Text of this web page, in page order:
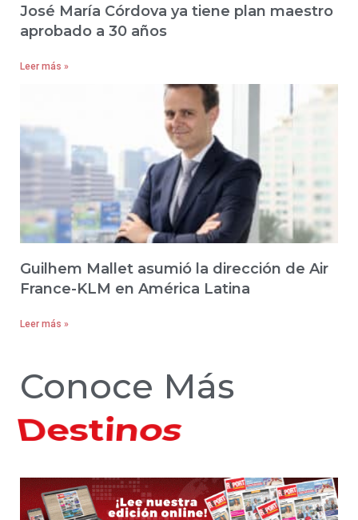
José María Córdova ya tiene plan maestro
aprobado a 30 años
Leer más »
Guilhem Mallet asumió la dirección de Air
France-KLM en América Latina
Leer más »
Conoce Más
Hoteles